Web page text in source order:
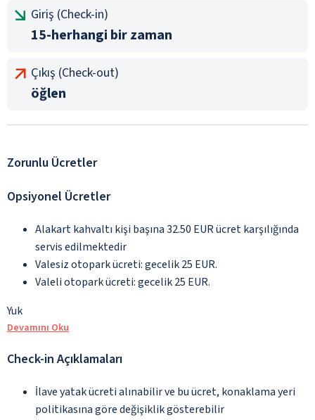
Giriş (Check-in)
15-herhangi bir zaman
Çıkış (Check-out)
öğlen
Zorunlu Ücretler
Opsiyonel Ücretler
Alakart kahvaltı kişi başına 32.50 EUR ücret karşılığında
servis edilmektedir
Valesiz otopark ücreti: gecelik 25 EUR.
Valeli otopark ücreti: gecelik 25 EUR.
Yuk
Devamını Oku
Check-in Açıklamaları
İlave yatak ücreti alınabilir ve bu ücret, konaklama yeri
politikasına göre değişiklik gösterebilir